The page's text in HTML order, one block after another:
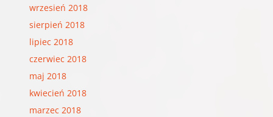
wrzesień 2018
sierpień 2018
lipiec 2018
czerwiec 2018
maj 2018
kwiecień 2018
marzec 2018